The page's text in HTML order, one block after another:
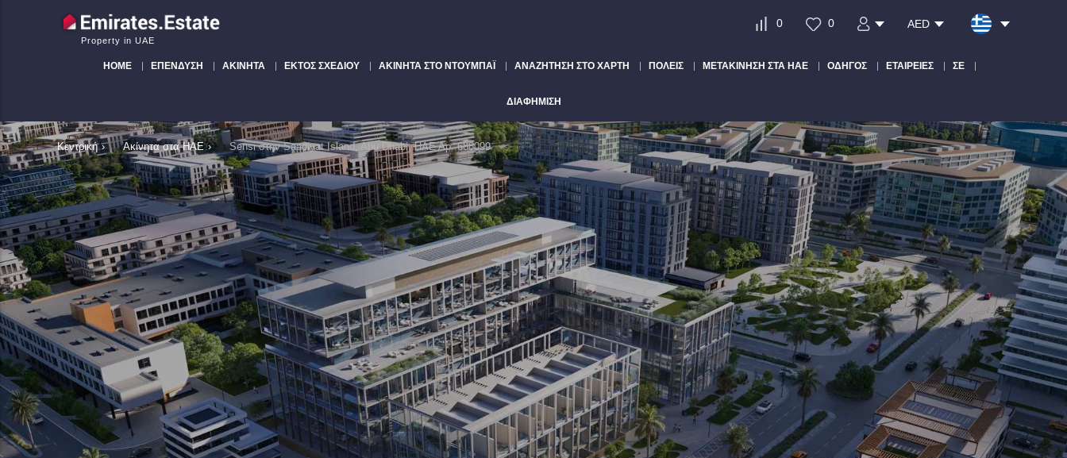
Property in UAE
0 0 AED
HOME ΕΠΈΝΔΥΣΗ ΑΚΊΝΗΤΑ ΕΚΤΌΣ ΣΧΕΔΊΟΥ ΑΚΊΝΗΤΑ ΣΤΟ ΝΤΟΥΜΠΆΙ ΑΝΑΖΉΤΗΣΗ ΣΤΟ ΧΆΡΤΗ ΠΌΛΕΙΣ ΜΕΤΑΚΊΝΗΣΗ ΣΤΑ ΗΑΕ ΟΔΗΓΌΣ ΕΤΑΙΡΕΊΕΣ ΣΕ
ΔΙΑΦΉΜΙΣΗ
Κεντρική › Ακίνητα στα ΗΑΕ › Sensi στην Saadiyat Island, Abu Dhabi, ΗΑΕ Αρ. 688099